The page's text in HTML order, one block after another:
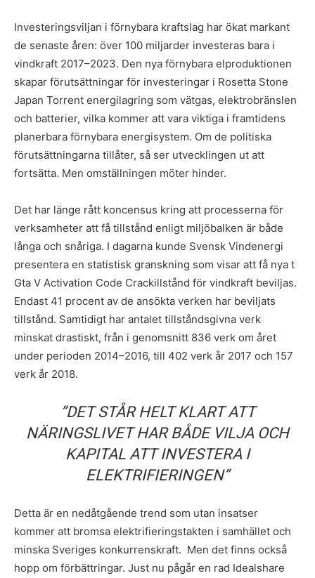
Investeringsviljan i förnybara kraftslag har ökat markant
de senaste åren: över 100 miljarder investeras bara i
vindkraft 2017–2023. Den nya förnybara elproduktionen
skapar förutsättningar för investeringar i Rosetta Stone
Japan Torrent energilagring som vätgas, elektrobränslen
och batterier, vilka kommer att vara viktiga i framtidens
planerbara förnybara energisystem. Om de politiska
förutsättningarna tillåter, så ser utvecklingen ut att
fortsätta. Men omställningen möter hinder.
Det har länge rått koncensus kring att processerna för
verksamheter att få tillstånd enligt miljöbalken är både
långa och snåriga. I dagarna kunde Svensk Vindenergi
presentera en statistisk granskning som visar att få nya t
Gta V Activation Code Crackillstånd för vindkraft beviljas.
Endast 41 procent av de ansökta verken har beviljats
tillstånd. Samtidigt har antalet tillståndsgivna verk
minskat drastiskt, från i genomsnitt 836 verk om året
under perioden 2014–2016, till 402 verk år 2017 och 157
verk år 2018.
”DET STÅR HELT KLART ATT
NÄRINGSLIVET HAR BÅDE VILJA OCH
KAPITAL ATT INVESTERA I
ELEKTRIFIERINGEN”
Detta är en nedåtgående trend som utan insatser
kommer att bromsa elektrifieringstakten i samhället och
minska Sveriges konkurrenskraft. Men det finns också
hopp om förbättringar. Just nu pågår en rad Idealshare